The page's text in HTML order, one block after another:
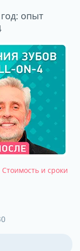
опыт
Стоимость и сроки